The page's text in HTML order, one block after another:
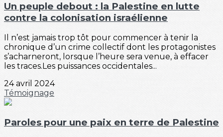
Un peuple debout : la Palestine en lutte
contre la colonisation israélienne
Il n’est jamais trop tôt pour commencer à tenir la
chronique d’un crime collectif dont les protagonistes
s’acharneront, lorsque l’heure sera venue, à effacer
les traces.Les puissances occidentales...
24 avril 2024
Témoignage
Paroles pour une paix en terre de Palestine